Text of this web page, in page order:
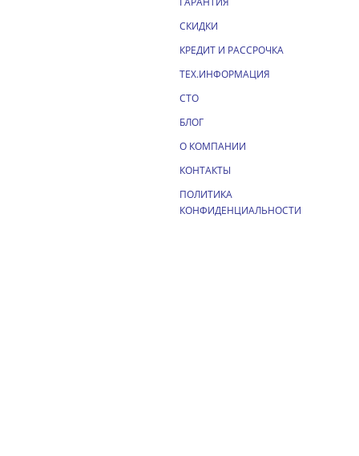
СКИДКИ
КРЕДИТ И РАССРОЧКА
ТЕХ.ИНФОРМАЦИЯ
СТО
БЛОГ
О КОМПАНИИ
КОНТАКТЫ
ПОЛИТИКА
КОНФИДЕНЦИАЛЬНОСТИ